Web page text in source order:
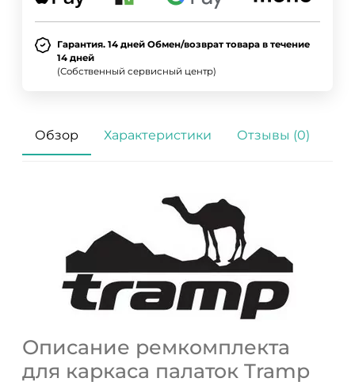
Гарантия. 14 дней Обмен/возврат товара в течение
14 дней
(Собственный сервисный центр)
Обзор Характеристики Отзывы (0)
Описание ремкомплекта
для каркаса палаток Tramp